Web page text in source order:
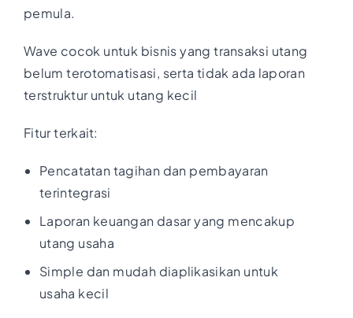
pemula.
Wave cocok untuk bisnis yang transaksi utang
belum terotomatisasi, serta tidak ada laporan
terstruktur untuk utang kecil
Fitur terkait:
Pencatatan tagihan dan pembayaran
terintegrasi
Laporan keuangan dasar yang mencakup
utang usaha
Simple dan mudah diaplikasikan untuk
usaha kecil